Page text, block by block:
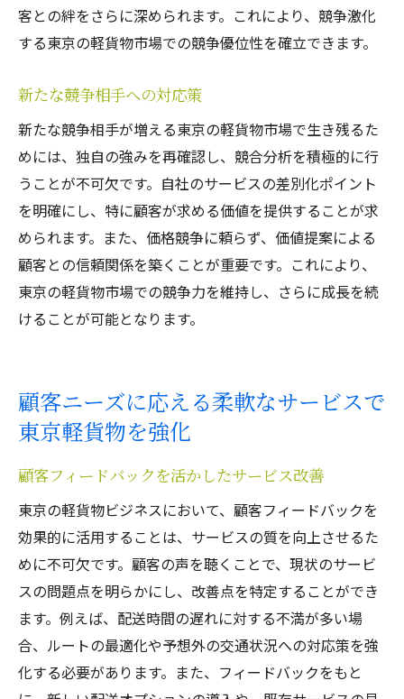
客との絆をさらに深められます。これにより、競争激化
する東京の軽貨物市場での競争優位性を確立できます。
新たな競争相手への対応策
新たな競争相手が増える東京の軽貨物市場で生き残るた
めには、独自の強みを再確認し、競合分析を積極的に行
うことが不可欠です。自社のサービスの差別化ポイント
を明確にし、特に顧客が求める価値を提供することが求
められます。また、価格競争に頼らず、価値提案による
顧客との信頼関係を築くことが重要です。これにより、
東京の軽貨物市場での競争力を維持し、さらに成長を続
けることが可能となります。
顧客ニーズに応える柔軟なサービスで
東京軽貨物を強化
顧客フィードバックを活かしたサービス改善
東京の軽貨物ビジネスにおいて、顧客フィードバックを
効果的に活用することは、サービスの質を向上させるた
めに不可欠です。顧客の声を聴くことで、現状のサービ
スの問題点を明らかにし、改善点を特定することができ
ます。例えば、配送時間の遅れに対する不満が多い場
合、ルートの最適化や予想外の交通状況への対応策を強
化する必要があります。また、フィードバックをもと